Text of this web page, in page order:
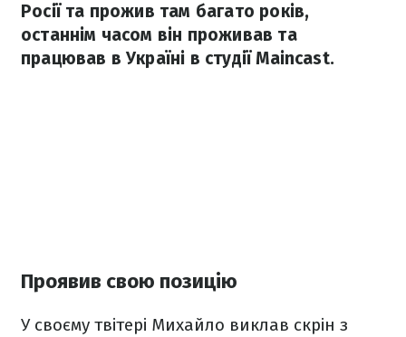
Росії та прожив там багато років,
останнім часом він проживав та
працював в Україні в студії Maincast.
Проявив свою позицію
У своєму твітері Михайло виклав скрін з